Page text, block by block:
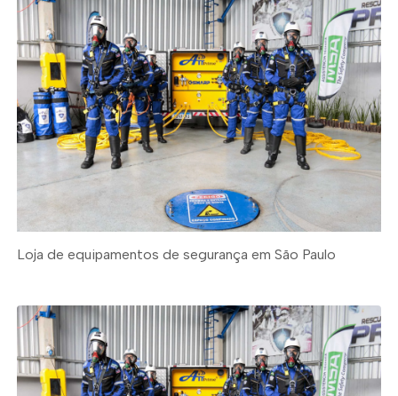
Loja de equipamentos de segurança em São Paulo